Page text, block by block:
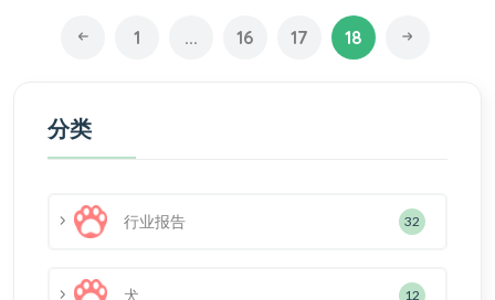
1 ... 16 17 18
分类
行业报告 32
犬 12